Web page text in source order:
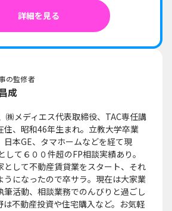
詳細を見る
の監修者
成
㈱メディエス代表取締役、TAC専任講
住、昭和46年生まれ。立教大学卒業
日本GE、タマホームなどを経て現
して６００件超のFP相談実績あり。
として不動産賃貸業をスタート、それ
うになったので卒サラ。現在は大家業
筆活動、相談業務でのんびりと過ごし
は不動産投資や住宅購入など。お気軽